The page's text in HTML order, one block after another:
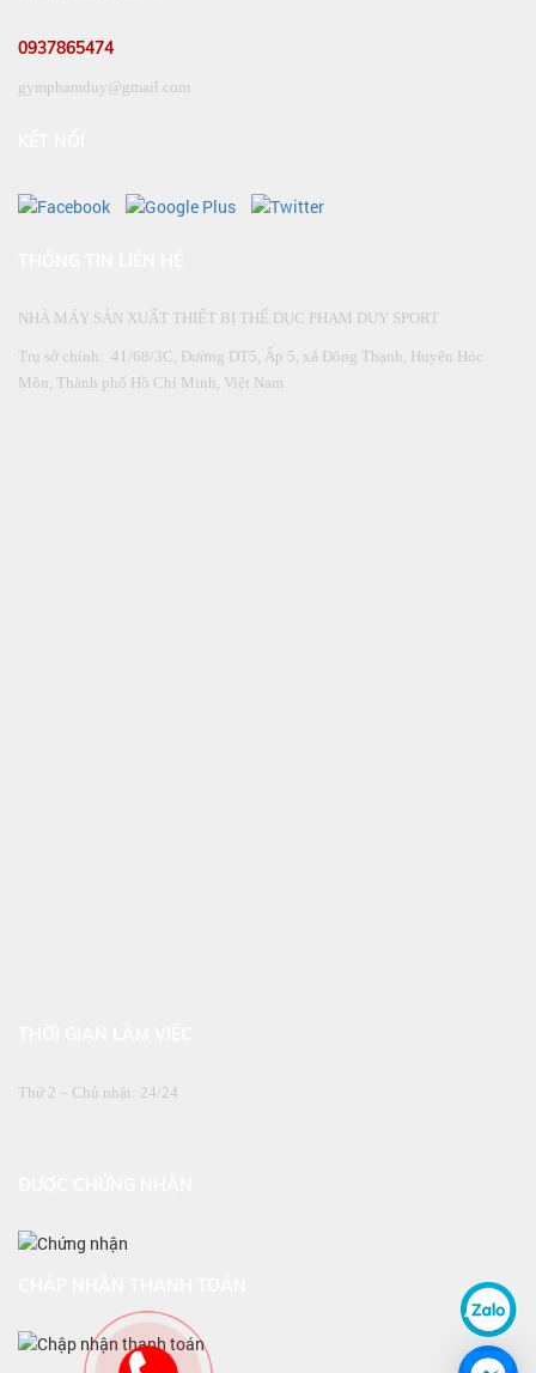
0937865474
gymphamduy@gmail.com
NHÀ MÁY SẢN XUẤT THIẾT BỊ THỂ DỤC PHẠM DUY SPORT
Trụ sở chính: 41/68/3C, Đường DT5, Ấp 5, xã Đông Thạnh, Huyện Hóc
Môn, Thành phố Hồ Chí Minh, Việt Nam
Thứ 2 – Chủ nhật: 24/24